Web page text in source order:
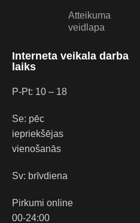
Atteikuma
veidlapa
Interneta veikala darba
laiks
P-Pt: 10 – 18
Se: pēc
iepriekšējas
vienošanās
Sv: brīvdiena
Pirkumi online
00-24:00